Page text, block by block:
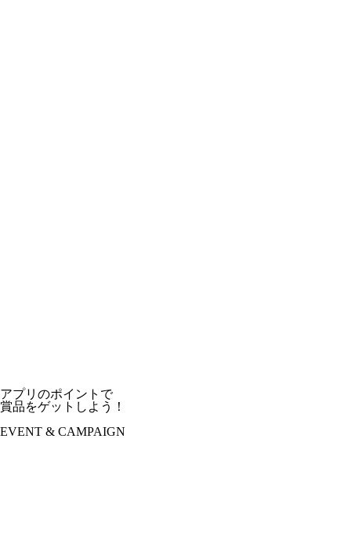
アプリのポイントで
賞品をゲットしよう！
EVENT & CAMPAIGN